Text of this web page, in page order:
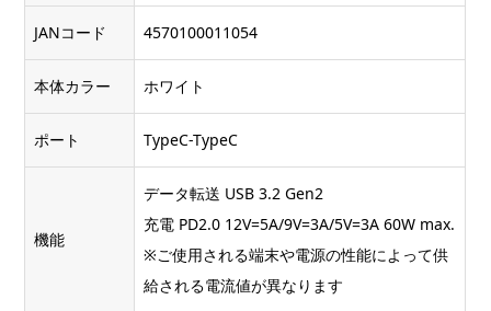
JANコード 4570100011054
本体カラー ホワイト
ポート TypeC-TypeC
機能
データ転送 USB 3.2 Gen2
充電 PD2.0 12V=5A/9V=3A/5V=3A 60W max.
※ご使用される端末や電源の性能によって供
給される電流値が異なります